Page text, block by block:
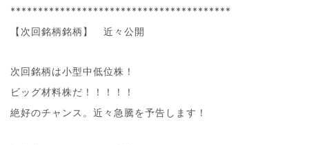
****************************************
【次回銘柄銘柄】 近々公開
次回銘柄は小型中低位株！
ビッグ材料株だ！！！！！
絶好のチャンス。近々急騰を予告します！